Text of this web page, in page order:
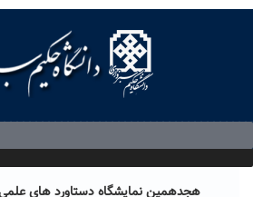
هجدهمین نمایشگاه دستاورد های